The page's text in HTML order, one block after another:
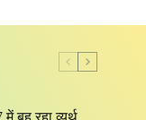
बह रहा व्यर्थ